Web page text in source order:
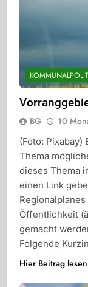
BG 10
(Foto: Pixabay)
Thema
dieses Thema
einen Link
Öffentlichkeit
gemacht
Folgende
Hier Beitrag lesen